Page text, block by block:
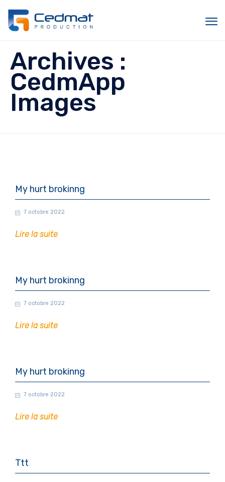
Archives :
CedmApp
Images
My hurt brokinng
7 octobre 2022
Lire la suite
My hurt brokinng
7 octobre 2022
Lire la suite
My hurt brokinng
7 octobre 2022
Lire la suite
Ttt